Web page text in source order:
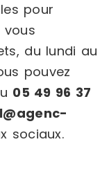
pour
du lundi au
pouvez
05 49 96 37
sociaux.